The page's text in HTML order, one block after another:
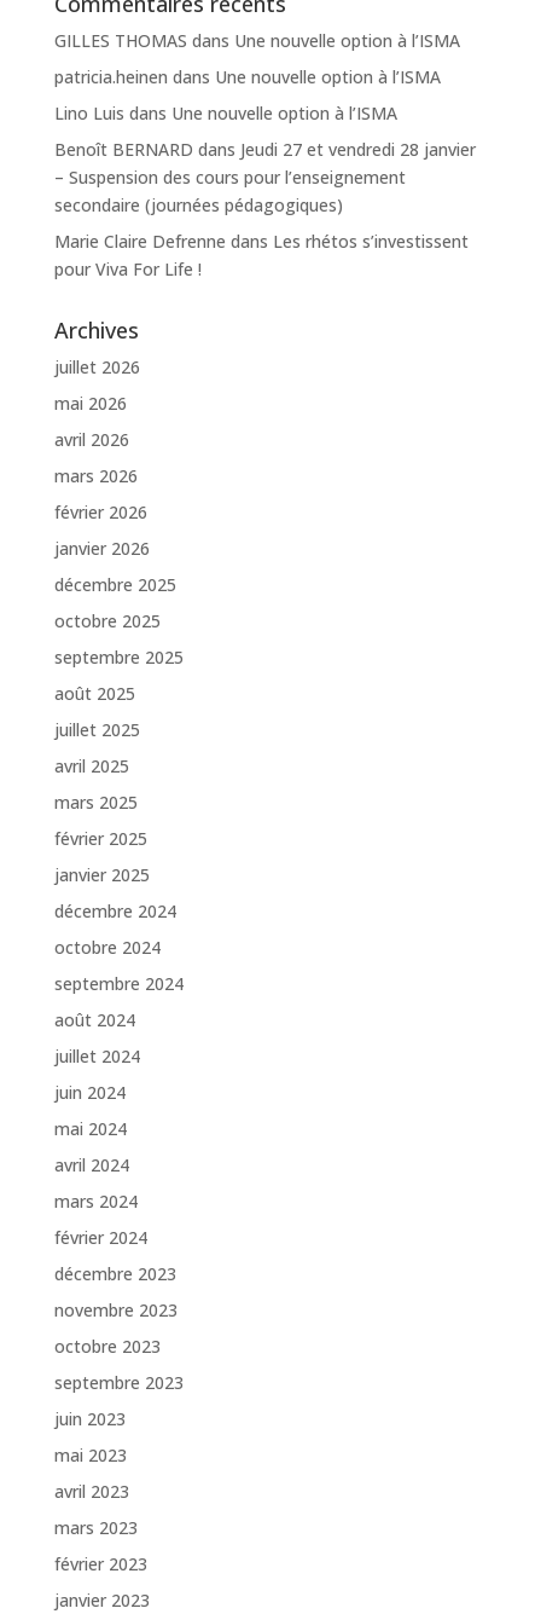
GILLES THOMAS dans Une nouvelle option à l’ISMA
patricia.heinen dans Une nouvelle option à l’ISMA
Lino Luis dans Une nouvelle option à l’ISMA
Benoît BERNARD dans Jeudi 27 et vendredi 28 janvier
– Suspension des cours pour l’enseignement
secondaire (journées pédagogiques)
Marie Claire Defrenne dans Les rhétos s’investissent
pour Viva For Life !
Archives
juillet 2026
mai 2026
avril 2026
mars 2026
février 2026
janvier 2026
décembre 2025
octobre 2025
septembre 2025
août 2025
juillet 2025
avril 2025
mars 2025
février 2025
janvier 2025
décembre 2024
octobre 2024
septembre 2024
août 2024
juillet 2024
juin 2024
mai 2024
avril 2024
mars 2024
février 2024
décembre 2023
novembre 2023
octobre 2023
septembre 2023
juin 2023
mai 2023
avril 2023
mars 2023
février 2023
janvier 2023